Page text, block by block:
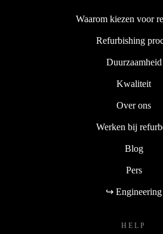
Waarom kiezen voor
Refurbishing
Duurzaamheid
Kwaliteit
Over ons
Werken bij
Blog
Pers
↪ Engineering
HELP